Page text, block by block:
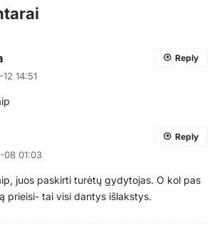
14:51
Reply
08 01:03
juos paskirti turėtų gydytojas. O kol pas
prieisi- tai visi dantys išlakstys.
Reply